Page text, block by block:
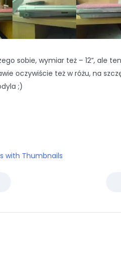
sobie, wymiar też – 12”, ale
oczywiście też w różu, na
;)